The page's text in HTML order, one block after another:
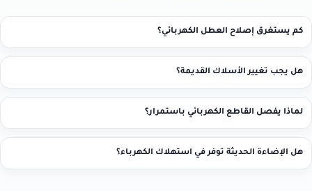
كم يستغرق إصلاح العطل الكهربائي؟
هل يجب تغيير الأسلاك القديمة؟
لماذا يفصل القاطع الكهربائي باستمرار؟
هل الإضاءة الحديثة توفر في استهلاك الكهرباء؟